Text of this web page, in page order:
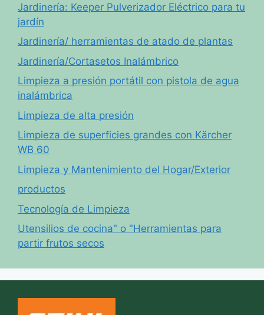
Jardinería: Keeper Pulverizador Eléctrico para tu
jardín
Jardinería/ herramientas de atado de plantas
Jardinería/Cortasetos Inalámbrico
Limpieza a presión portátil con pistola de agua
inalámbrica
Limpieza de alta presión
Limpieza de superficies grandes con Kärcher
WB 60
Limpieza y Mantenimiento del Hogar/Exterior
productos
Tecnología de Limpieza
Utensilios de cocina" o "Herramientas para
partir frutos secos